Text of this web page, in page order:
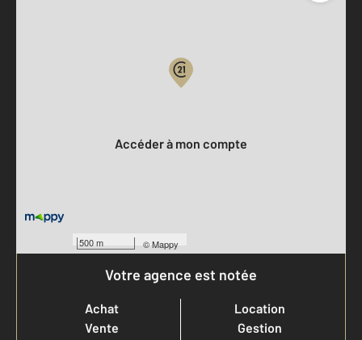
500 m ©Mappy
Accéder à mon compte
Votre agence est notée
Achat
Vente
Location
Gestion